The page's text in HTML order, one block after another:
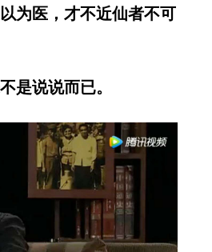
为医，才不近仙者不可
是说说而已。